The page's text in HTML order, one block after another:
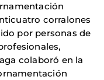
corralones
por personas de
colaboró en la